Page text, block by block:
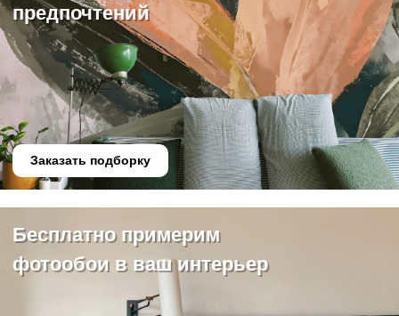
предпочтений
Заказать подборку
Бесплатно примерим
фотообои в ваш интерьер